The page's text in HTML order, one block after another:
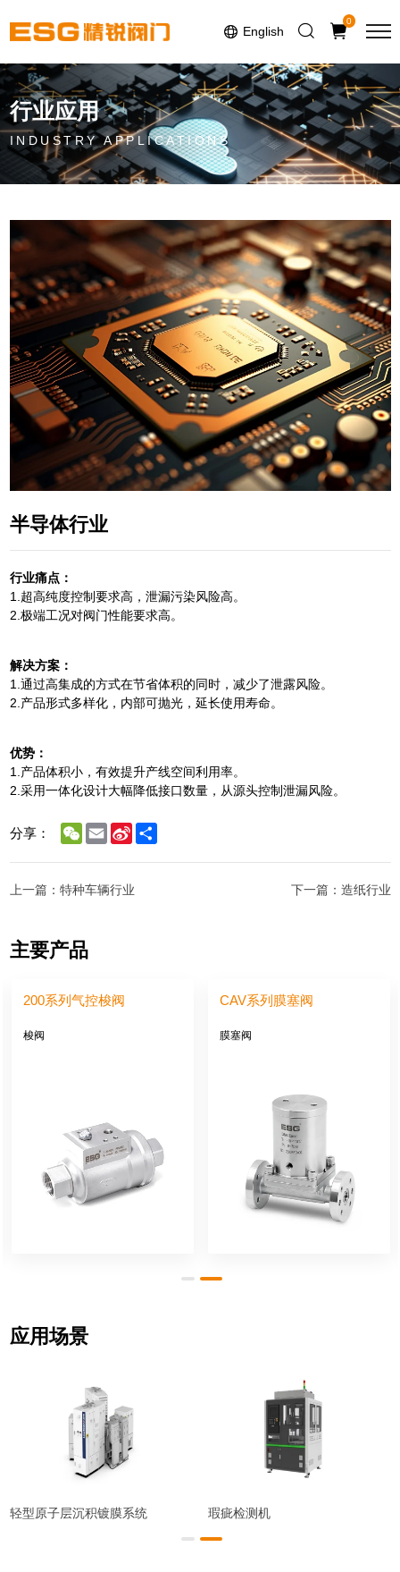
English
0
行业应用
INDUSTRY APPLICATIONS
半导体行业
行业痛点：
1.超高纯度控制要求高，泄漏污染风险高。
2.极端工况对阀门性能要求高。
解决方案：
1.通过高集成的方式在节省体积的同时，减少了泄露风险。
2.产品形式多样化，内部可抛光，延长使用寿命。
优势：
1.产品体积小，有效提升产线空间利用率。
2.采用一体化设计大幅降低接口数量，从源头控制泄漏风险。
分享： WeChat
Email Sina
Weibo
上一篇：特种车辆行业 下一篇：造纸行业
主要产品
200系列气控梭阀
梭阀
CAV系列膜塞阀
膜塞阀
应用场景
轻型原子层沉积镀膜系统 瑕疵检测机